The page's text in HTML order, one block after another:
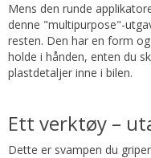
Mens den runde
denne "multipurpose"-
resten. Den har en form
holde i hånden, enten du
plastdetaljer inne i bilen.
Ett verktøy –
Dette er svampen du